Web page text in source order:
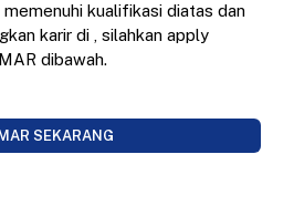
memenuhi kualifikasi diatas dan
karir di , silahkan apply
dibawah.
SEKARANG